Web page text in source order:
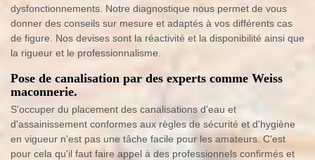
dysfonctionnements. Notre diagnostique nous permet de vous
donner des conseils sur mesure et adaptés à vos différents cas
de figure. Nos devises sont la réactivité et la disponibilité ainsi que
la rigueur et le professionnalisme.
Pose de canalisation par des experts comme Weiss
maconnerie.
S'occuper du placement des canalisations d'eau et
d'assainissement conformes aux règles de sécurité et d'hygiène
en vigueur n'est pas une tâche facile pour les amateurs. C'est
pour cela qu'il faut faire appel à des professionnels confirmés et